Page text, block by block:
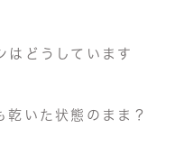
はどうしています
乾いた状態のまま？